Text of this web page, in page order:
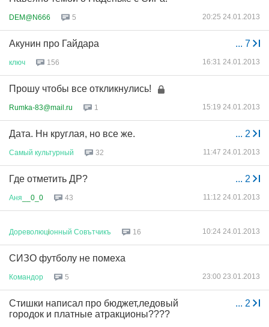
DEM@N666 5 20:25 24.01.2013
... 7
Акунин про Гайдара
ключ 156 16:31 24.01.2013
Прошу чтобы все откликнулись!
Rumka-83@mail.ru 1 15:19 24.01.2013
... 2
Дата. Нн круглая, но все же.
Самый культурный 32 11:47 24.01.2013
... 2
Где отметить ДР?
Аня __0_0 43 11:12 24.01.2013
Дореволюцiонный Совътчикъ 16 10:24 24.01.2013
СИЗО футболу не помеха
Командор 5 23:00 23.01.2013
... 2
Стишки написал про бюджет,ледовый
городок и платные атракционы????